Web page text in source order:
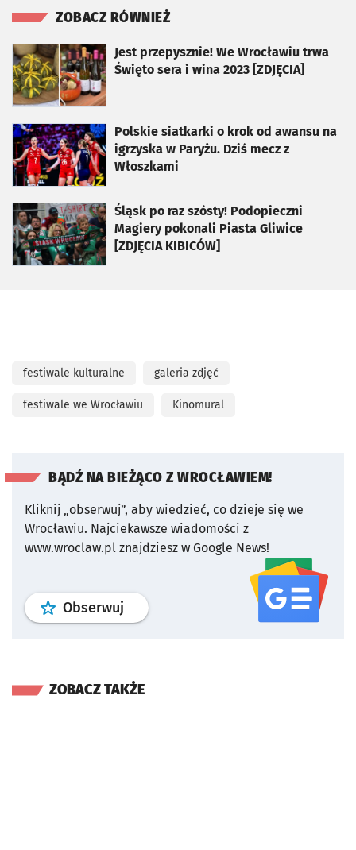
ZOBACZ RÓWNIEŻ
Jest przepysznie! We Wrocławiu trwa
Święto sera i wina 2023 [ZDJĘCIA]
otworzy się w nowej karcie
Polskie siatkarki o krok od awansu na
igrzyska w Paryżu. Dziś mecz z
Włoszkami
otworzy się w nowej karcie
Śląsk po raz szósty! Podopieczni
Magiery pokonali Piasta Gliwice
[ZDJĘCIA KIBICÓW]
otworzy się w nowej karcie
festiwale kulturalne galeria zdjęć
festiwale we Wrocławiu Kinomural
BĄDŹ NA BIEŻĄCO Z WROCŁAWIEM!
Kliknij „obserwuj”, aby wiedzieć, co dzieje się we
Wrocławiu. Najciekawsze wiadomości z
www.wroclaw.pl znajdziesz w Google News!
Obserwuj profil serwisu
ZOBACZ TAKŻE